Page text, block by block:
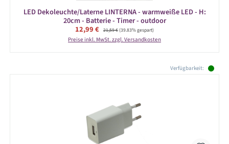
LED Dekoleuchte/Laterne LINTERNA - warmweiße LED - H:
20cm - Batterie - Timer - outdoor
Verkaufspreis:
12,99 € Regulärer Preis:
21,59 €(39.83% gespart)
Preise inkl. MwSt. zzgl. Versandkosten
Verfügbarkeit: